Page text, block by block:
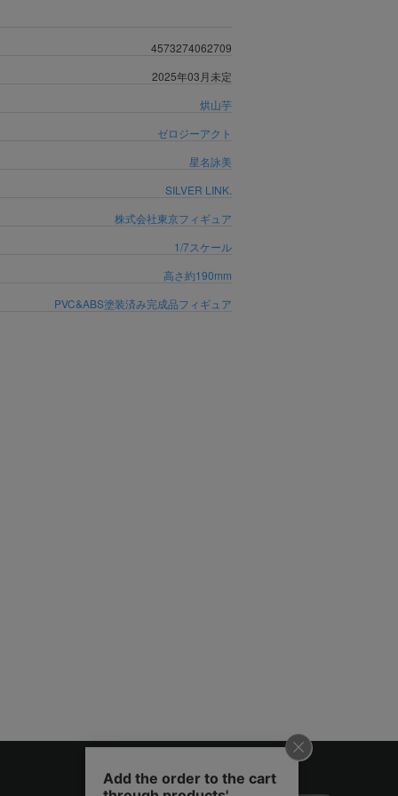
4573274062709
2025年03月未定
烘山芋
ゼロジーアクト
星名詠美
SILVER LINK.
株式会社東京フィギュア
1/7スケール
高さ約190mm
PVC&ABS塗装済み完成品フィギュア